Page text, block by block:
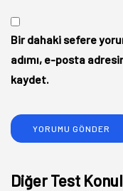
Bir dahaki sefere
adımı, e-posta
kaydet.
Diğer Test